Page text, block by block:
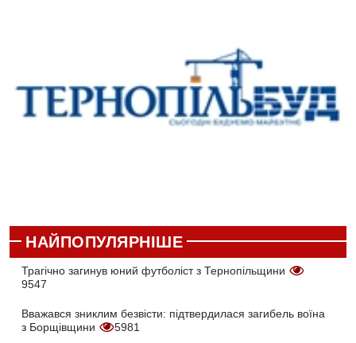
НАЙПОПУЛЯРНІШЕ
Трагічно загинув юний футболіст з Тернопільщини
9547
Вважався зниклим безвісти: підтвердилася загибель воїна
з Борщівщини
5981